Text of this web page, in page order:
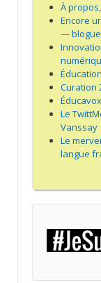
À
Encore
—
Curation
Éducavox
Le
Vanssay
Le
langue